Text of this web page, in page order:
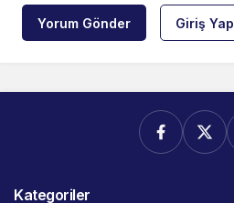
Yorum Gönder Giriş Yap
Kategoriler